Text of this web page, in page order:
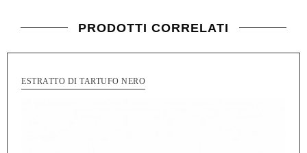
PRODOTTI CORRELATI
ESTRATTO DI TARTUFO NERO